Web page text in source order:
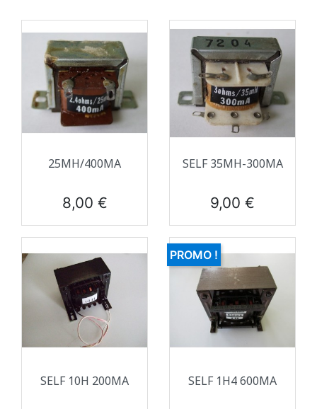
25MH/400MA
Prix
8,00 €
SELF 35MH-300MA
Prix
9,00 €
SELF 10H 200MA SELF 1H4 600MA
PROMO !